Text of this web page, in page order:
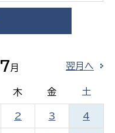
7月 翌月へ
木 金 土
2 3 4